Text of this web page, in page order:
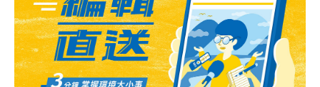
方頭魚屬）。深海軟棘魚可以在極深的海域生存，可達海
面下600公尺。馬頭魚在東亞與東南亞海鮮市場十分常
見，台灣也可看到，但棲息深度較深，研究不多。中國團
隊指出，他們4年前注意到中國南方沿海的魚市場有形態
不同的未知物種，但2年過後才採集到標本。中國科學院